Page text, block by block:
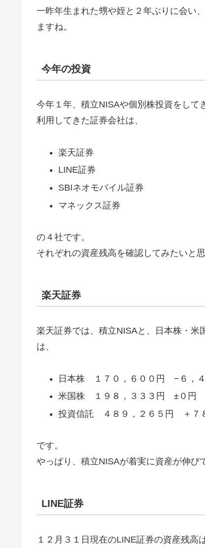
一昨年生まれた甥や姪と２年ぶりに会い
ますね。
今年の投資
今年１年、積立NISAや個別株投資をして
利用してきた証券会社は、
楽天証券
LINE証券
SBIネオモバイル証券
マネックス証券
の４社です。
それぞれの資産残高を確認してみたいと思
楽天証券
楽天証券では、積立NISAと、日本株・米
は、
日本株 １７０，６００円 −６，
米国株 １９８，３３３円 ±０円
投資信託 ４８９，２６５円 ＋７
です。
やっぱり、積立NISAが着実に資産が伸び
LINE証券
１２月３１日現在のLINE証券の資産残高は